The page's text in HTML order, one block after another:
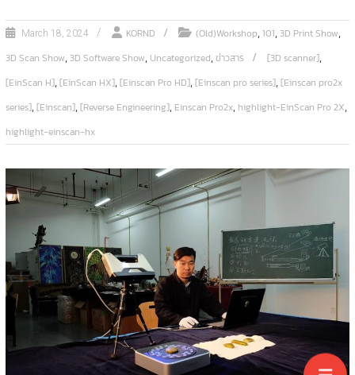
March 18, 2024 KORND (Old)Workshop,101,3D Print Show,
3D Scan Show,3D Software Show, Uncategorized,ข่าวสาร [3D scanner],
[EinScan H],[EinScan HX],[Einscan Pro HD],[Einscan pro series],[Einscan pro2x
series],[Einscan],[Reverse Engineering], Einscan Pro2x, highlight-EinScan Pro 2X,
highlight-einscan-hx